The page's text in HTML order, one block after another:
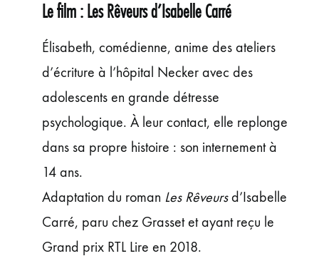
Le film : Les Rêveurs d’Isabelle Carré
Élisabeth, comédienne, anime des ateliers
d’écriture à l’hôpital Necker avec des
adolescents en grande détresse
psychologique. À leur contact, elle replonge
dans sa propre histoire : son internement à
14 ans.
Adaptation du roman Les Rêveursd’Isabelle
Carré, paru chez Grasset et ayant reçu le
Grand prix RTL Lire en 2018.